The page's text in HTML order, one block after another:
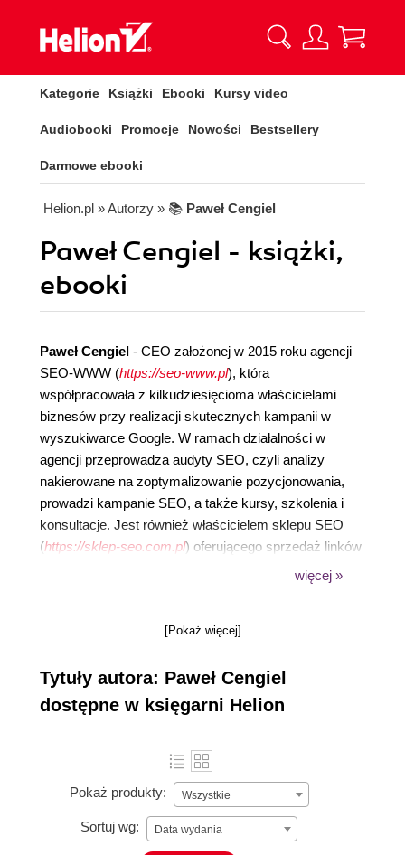
Kategorie Książki Ebooki Kursy video
Audiobooki Promocje Nowości Bestsellery
Darmowe ebooki
Helion.pl » Autorzy » 📚 Paweł Cengiel
Paweł Cengiel - książki,
ebooki
Paweł Cengiel - CEO założonej w 2015 roku agencji
SEO-WWW (https://seo-www.pl), która
współpracowała z kilkudziesięcioma właścicielami
biznesów przy realizacji skutecznych kampanii w
wyszukiwarce Google. W ramach działalności w
agencji przeprowadza audyty SEO, czyli analizy
nakierowane na zoptymalizowanie pozycjonowania,
prowadzi kampanie SEO, a także kursy, szkolenia i
konsultacje. Jest również właścicielem sklepu SEO
(https://sklep-seo.com.pl) oferującego sprzedaż linków
pozycjonujących, umożliwiających efektywnąwięcej »
[Pokaż więcej]
Tytuły autora: Paweł Cengiel
dostępne w księgarni Helion
Pokaż produkty: Wszystkie
Sortuj wg: Data wydania